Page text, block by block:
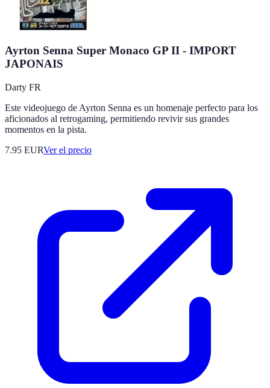
Ayrton Senna Super Monaco GP II - IMPORT
JAPONAIS
Darty FR
Este videojuego de Ayrton Senna es un homenaje perfecto para los
aficionados al retrogaming, permitiendo revivir sus grandes
momentos en la pista.
7.95 EURVer el precio